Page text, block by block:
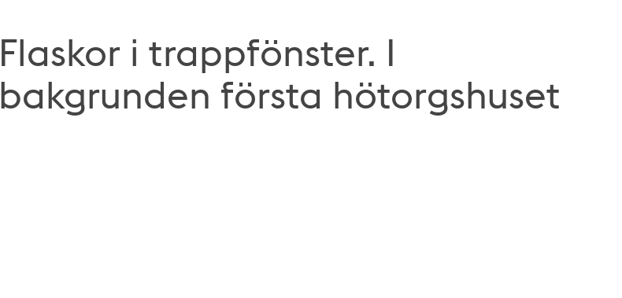
Flaskor i trappfönster. I
bakgrunden första hötorgshuset